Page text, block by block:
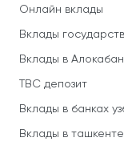
Онлайн вклады
Вклады
Вклады в
TBC депозит
Вклады в банках
Вклады в